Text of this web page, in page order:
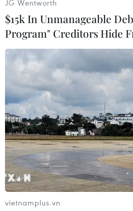
Ngân hàng DBS cảnh báo
Chính phủ Mỹ đóng cửa sẽ
này tăng trưởng yếu đi.
JG Wentworth
$15k In Unmanageable
Program" Creditors Hide
vietnamplus.vn